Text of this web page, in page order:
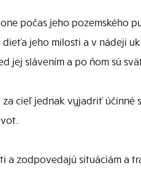
počas jeho pozemského
jeho milosti a v nádeji
jej slávením a po ňom sú
cieľ jednak vyjadriť
zodpovedajú situáciám a